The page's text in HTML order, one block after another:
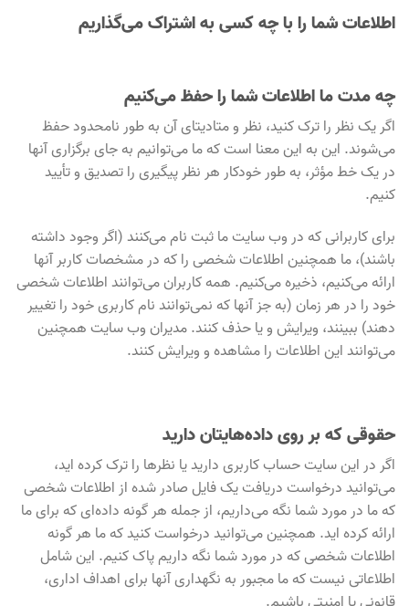
اطلاعات شما را با چه کسی به اشتراک می‌گذاریم
چه مدت ما اطلاعات شما را حفظ می‌کنیم
اگر یک نظر را ترک کنید، نظر و متادیتای آن به طور نامحدود حفظ
می‌شوند. این به این معنا است که ما می‌توانیم به جای برگزاری آنها
در یک خط مؤثر، به طور خودکار هر نظر پیگیری را تصدیق و تأیید
کنیم.
برای کاربرانی که در وب سایت ما ثبت نام می‌کنند (اگر وجود داشته
باشند)، ما همچنین اطلاعات شخصی را که در مشخصات کاربر آنها
ارائه می‌کنیم، ذخیره می‌کنیم. همه کاربران می‌توانند اطلاعات شخصی
خود را در هر زمان (به جز آنها که نمی‌توانند نام کاربری خود را تغییر
دهند) ببینند، ویرایش و یا حذف کنند. مدیران وب سایت همچنین
می‌توانند این اطلاعات را مشاهده و ویرایش کنند.
حقوقی که بر روی داده‌هایتان دارید
اگر در این سایت حساب کاربری دارید یا نظرها را ترک کرده اید،
می‌توانید درخواست دریافت یک فایل صادر شده از اطلاعات شخصی
که ما در مورد شما نگه می‌داریم، از جمله هر گونه داده‌ای که برای ما
ارائه کرده اید. همچنین می‌توانید درخواست کنید که ما هر گونه
اطلاعات شخصی که در مورد شما نگه داریم پاک کنیم. این شامل
اطلاعاتی نیست که ما مجبور به نگهداری آنها برای اهداف اداری،